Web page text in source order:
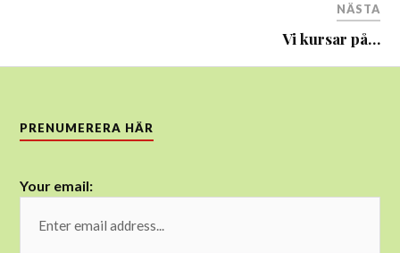
NÄSTA
Vi kursar på…
PRENUMERERA HÄR
Your email: